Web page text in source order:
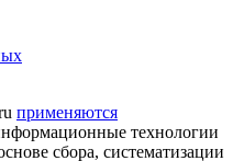
применяются
технологии
сбора, систематизации